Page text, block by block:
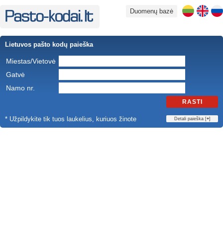
Duomenų bazė
Lietuvos pašto kodų paieška
Miestas/Vietovė
Gatvė
Namo nr.
RASTI
* Užpildykite tik tuos laukelius, kuriuos žinote Detali paieška [+]